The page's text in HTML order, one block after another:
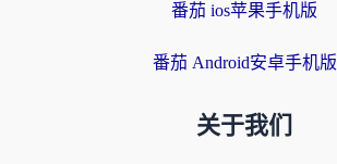
番茄 ios苹果手机版
番茄 Android安卓手机版
关于我们